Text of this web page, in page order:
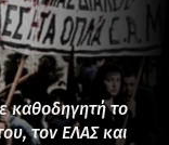
καθοδηγητή το
τον ΕΛΑΣ και